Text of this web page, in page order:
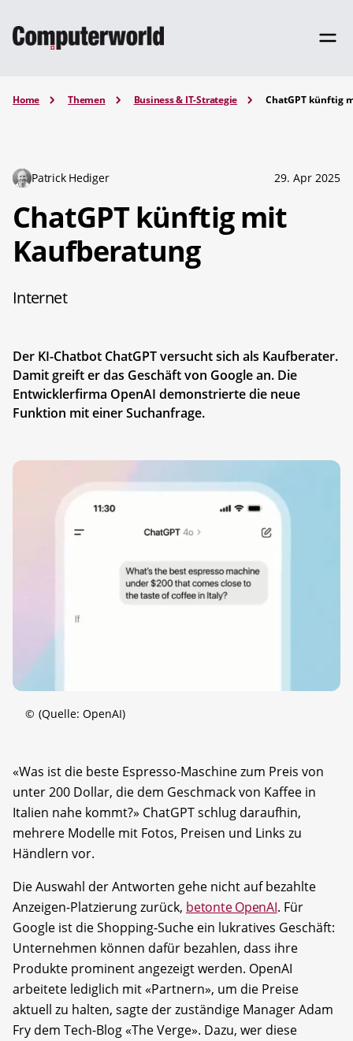
Home Themen Business & IT-Strategie ChatGPT künftig
Patrick Hediger 29. Apr 2025
ChatGPT künftig mit
Kaufberatung
Internet
Der KI-Chatbot ChatGPT versucht sich als Kaufberater.
Damit greift er das Geschäft von Google an. Die
Entwicklerfirma OpenAI demonstrierte die neue
Funktion mit einer Suchanfrage.
© (Quelle: OpenAI)
«Was ist die beste Espresso-Maschine zum Preis von
unter 200 Dollar, die dem Geschmack von Kaffee in
Italien nahe kommt?» ChatGPT schlug daraufhin,
mehrere Modelle mit Fotos, Preisen und Links zu
Händlern vor.
Die Auswahl der Antworten gehe nicht auf bezahlte
Anzeigen-Platzierung zurück, betonte OpenAI. Für
Google ist die Shopping-Suche ein lukratives Geschäft:
Unternehmen können dafür bezahlen, dass ihre
Produkte prominent angezeigt werden. OpenAI
arbeitete lediglich mit «Partnern», um die Preise
aktuell zu halten, sagte der zuständige Manager Adam
Fry dem Tech-Blog «The Verge». Dazu, wer diese